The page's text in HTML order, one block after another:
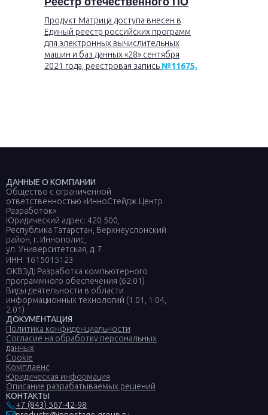
Продукт Матрица доступа внесен в
Единый реестр российских программ
для электронных вычислительных
машин и баз данных «28» сентября
2021 года, реестровая запись №11675.
ДАННЫЕ О КОМПАНИИ
Общество с ограниченной
ответственностью «ИнноСтейдж Центр
Разработок»
Юридический адрес: 420 500,
Республика Татарстан, Верхнеуслонский
район, г. Иннополис,
ул. Университетская, д. 7
ИНН: 1615015123
ОКВЭД: Разработка компьютерного
программного обеспечения (62.01)
Виды деятельности в области
информационных технологий (1.01, 1.04,
2.01)
ДОКУМЕНТАЦИЯ
Политика конфиденциальности
Согласие на обработку персональных
данных
Cookie
Комплаенс
Юридическая информация
Описание разрабатываемых решений
КОНТАКТЫ
+7 (843) 567-42-98